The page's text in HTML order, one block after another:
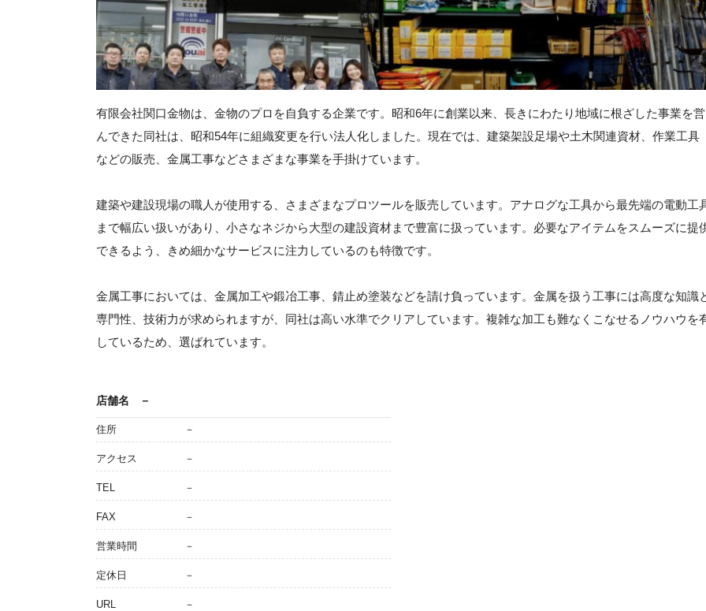
有限会社関口金物は、金物のプロを自負する企業です。昭和6年に創業以来、長きにわたり地域に根ざした事業を営
んできた同社は、昭和54年に組織変更を行い法人化しました。現在では、建築架設足場や土木関連資材、作業工具
などの販売、金属工事などさまざまな事業を手掛けています。
建築や建設現場の職人が使用する、さまざまなプロツールを販売しています。アナログな工具から最先端の電動工
まで幅広い扱いがあり、小さなネジから大型の建設資材まで豊富に扱っています。必要なアイテムをスムーズに提
できるよう、きめ細かなサービスに注力しているのも特徴です。
金属工事においては、金属加工や鍛冶工事、錆止め塗装などを請け負っています。金属を扱う工事には高度な知識
専門性、技術力が求められますが、同社は高い水準でクリアしています。複雑な加工も難なくこなせるノウハウを
しているため、選ばれています。
店舗名 －
住所 －
アクセス －
TEL －
FAX －
営業時間 －
定休日 －
URL －